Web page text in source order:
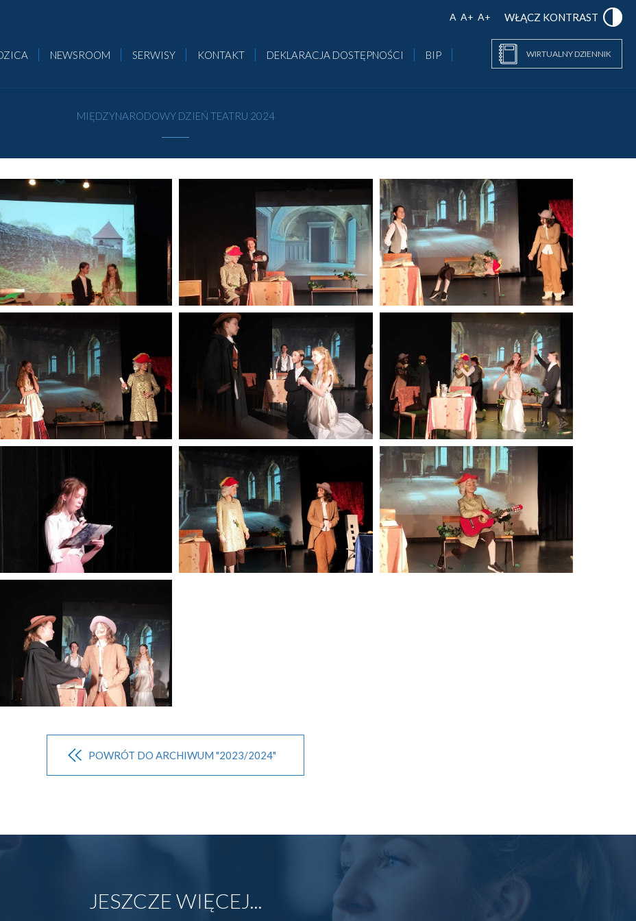
A A+ A+ WŁĄCZ KONTRAST
NEWSROOM SERWISY KONTAKT DEKLARACJA DOSTĘPNOŚCI BIP WIRTUALNY DZIENNIK
MIĘDZYNARODOWY DZIEŃ TEATRU 2024
POWRÓT DO ARCHIWUM "2023/2024"
JESZCZE WIĘCEJ...